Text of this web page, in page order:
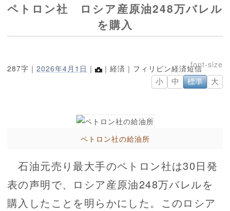
ペトロン社 ロシア産原油248万バレル
を購入
287字｜ 2026年4月1日 ｜ ｜経済｜フィリピン経済短信
小 中 標準 大
ペトロン社の給油所
石油元売り最大手のペトロン社は30日発
表の声明で、ロシア産原油248万バレルを
購入したことを明らかにした。このロシア